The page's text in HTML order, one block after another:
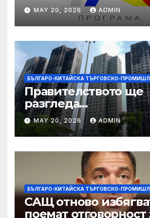
даде възможност на
работниците с
MAY 20, 2026 ADMIN
БЪЛГАРО-КИТАЙСКА ТЪРГОВСКО-
Правителството ще
разгледа
застрахователните
претенции на Wang
Court по план за
изкупуване: Хоп
MAY 20, 2026 ADMIN
БЪЛГАРО-КИТАЙСКА ТЪРГОВСКО-
САЩ отново
поемат отговорност